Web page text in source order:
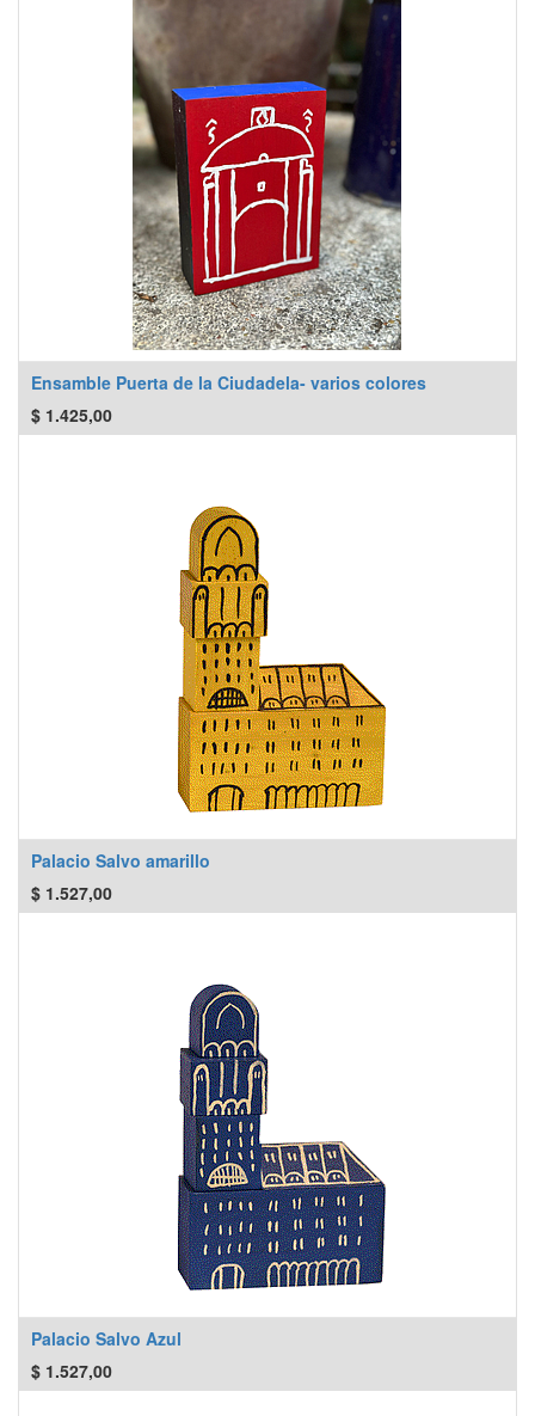
Ensamble Puerta de la Ciudadela- varios colores
$ 1.425,00
Palacio Salvo amarillo
$ 1.527,00
Palacio Salvo Azul
$ 1.527,00